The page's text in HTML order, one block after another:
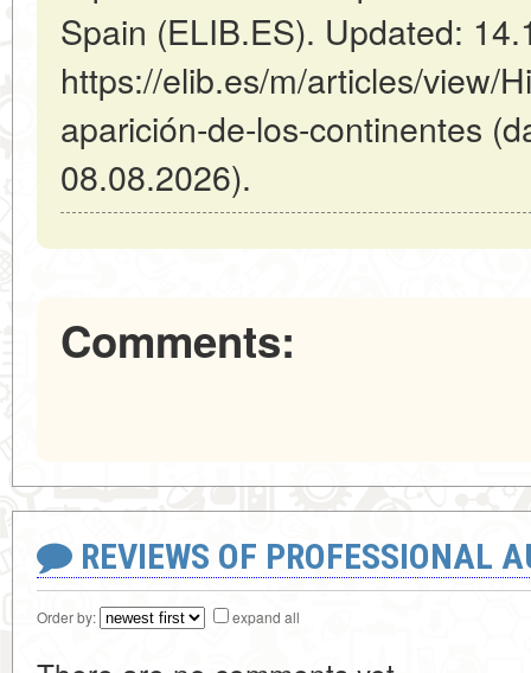
Spain (ELIB.ES). Updated:
https://elib.es/m/articles/view/
aparición-de-los-continentes
08.08.2026).
Comments:
REVIEWS OF PROFESSIONAL
Order by: expand all